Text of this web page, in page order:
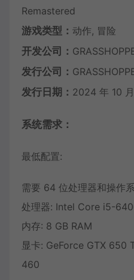
Remastered
游戏类型： 动作, 冒险
开发公司：
发行公司：
发行日期： 2024 年 10
系统需求：
最低配置:
需要 64 位处理器和操作
处理器: Intel Core i5-
内存: 8 GB RAM
显卡: GeForce GTX 650
460